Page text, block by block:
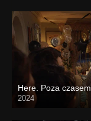
Here. Poza
2024